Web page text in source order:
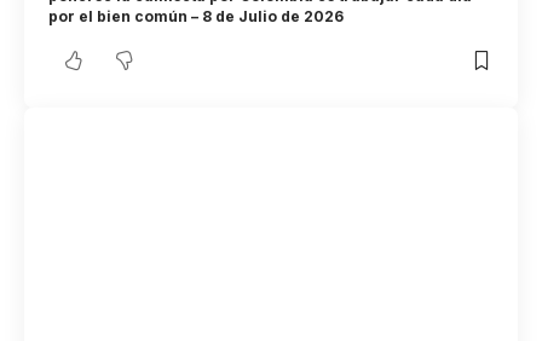
por el bien común – 8 de Julio de 2026